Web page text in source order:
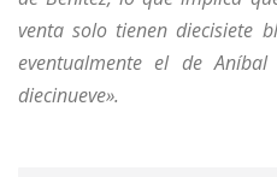
venta solo tienen diecisiete
eventualmente el de
diecinueve».